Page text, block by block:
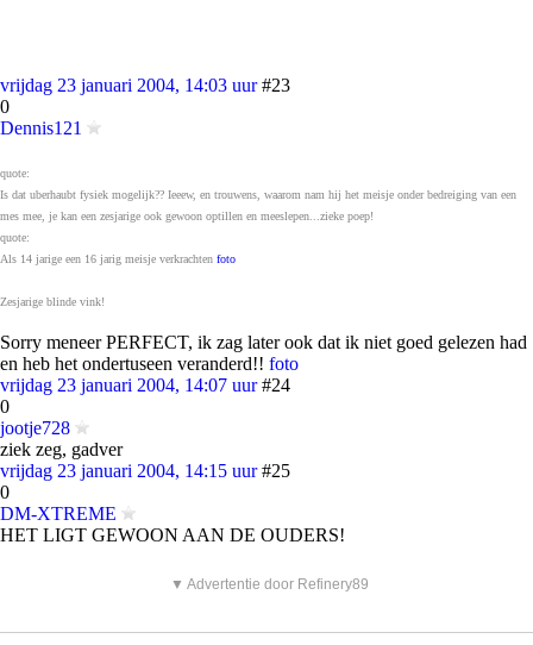
vrijdag 23 januari 2004, 14:03 uur #23
0
Dennis121
quote:
Is dat uberhaubt fysiek mogelijk?? Ieeew, en trouwens, waarom nam hij het meisje onder bedreiging van een
mes mee, je kan een zesjarige ook gewoon optillen en meeslepen...zieke poep!
quote:
Als 14 jarige een 16 jarig meisje verkrachten foto
Zesjarige blinde vink!
Sorry meneer PERFECT, ik zag later ook dat ik niet goed gelezen had
en heb het ondertuseen veranderd!! foto
vrijdag 23 januari 2004, 14:07 uur #24
0
jootje728
ziek zeg, gadver
vrijdag 23 januari 2004, 14:15 uur #25
0
DM-XTREME
HET LIGT GEWOON AAN DE OUDERS!
▼ Advertentie door Refinery89